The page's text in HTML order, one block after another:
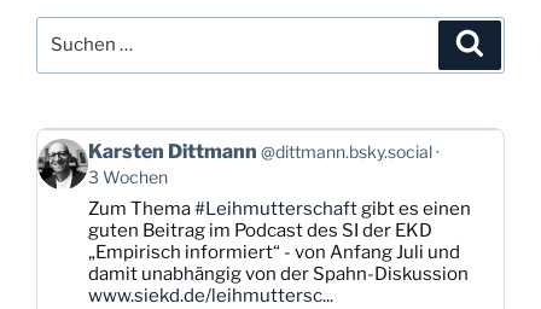
nach:
Beitrag
von
Karsten
Dittmann
Bluesky
ansehen
Karsten Dittmann @dittmann.bsky.social
3 Wochen
Zum Thema#Leihmutterschaftgibt es einen
guten Beitrag im Podcast des SI der EKD
„Empirisch informiert“ - von Anfang Juli und
damit unabhängig von der Spahn-Diskussion
www.siekd.de/leihmuttersc...